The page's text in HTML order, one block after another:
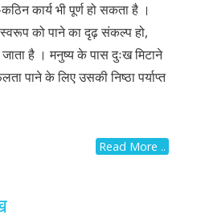
कार्य भी पूर्ण हो सकता है ।
को पाने का दृढ़ संकल्प हो,
जाता है । मनुष्य के पास दुःख मिटाने
पाने के लिए उसकी निष्ठा पर्याप्त
Read More ..